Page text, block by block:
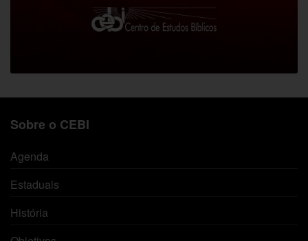
Sobre o CEBI
Agenda
Estaduais
História